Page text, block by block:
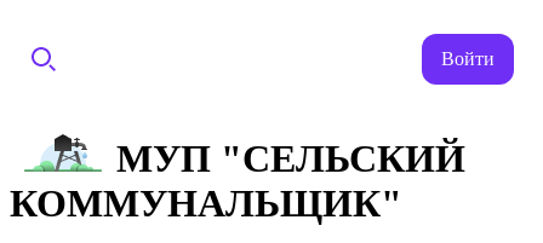
Войти
МУП "СЕЛЬСКИЙ
КОММУНАЛЬЩИК"